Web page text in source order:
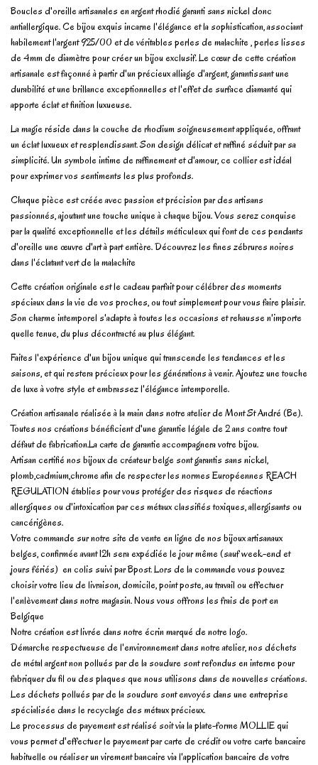
Boucles d'oreille artisanales en argent rhodié garanti sans nickel donc
antiallergique. Ce bijou exquis incarne l'élégance et la sophistication, associant
habilement l'argent 925/00 et de véritables perles de malachite , perles lisses
de 4mm de diamètre pour créer un bijou exclusif. Le cœur de cette création
artisanale est façonné à partir d'un précieux alliage d'argent, garantissant une
durabilité et une brillance exceptionnelles et l'effet de surface diamanté qui
apporte éclat et finition luxueuse.
La magie réside dans la couche de rhodium soigneusement appliquée, offrant
un éclat luxueux et resplendissant. Son design délicat et raffiné séduit par sa
simplicité. Un symbole intime de raffinement et d'amour, ce collier est idéal
pour exprimer vos sentiments les plus profonds.
Chaque pièce est créée avec passion et précision par des artisans
passionnés, ajoutant une touche unique à chaque bijou. Vous serez conquise
par la qualité exceptionnelle et les détails méticuleux qui font de ces pendants
d'oreille une œuvre d'art à part entière. Découvrez les fines zébrures noires
dans l'éclatant vert de la malachite
Cette création originale est le cadeau parfait pour célébrer des moments
spéciaux dans la vie de vos proches, ou tout simplement pour vous faire plaisir.
Son charme intemporel s'adapte à toutes les occasions et rehausse n'importe
quelle tenue, du plus décontracté au plus élégant.
Faites l'expérience d'un bijou unique qui transcende les tendances et les
saisons, et qui restera précieux pour les générations à venir. Ajoutez une touche
de luxe à votre style et embrassez l'élégance intemporelle.
Création artisanale réalisée à la main dans notre atelier de Mont St André (Be).
Toutes nos créations bénéficient d'une garantie légale de 2 ans contre tout
défaut de fabrication.La carte de garantie accompagnera votre bijou.
Artisan certifié nos bijoux de créateur belge sont garantis sans nickel,
plomb,cadmium,chrome afin de respecter les normes Européennes REACH
REGULATION établies pour vous protéger des risques de réactions
allergiques ou d'intoxication par ces métaux classifiés toxiques, allergisants ou
cancérigènes.
Votre commande sur notre site de vente en ligne de nos bijoux artisanaux
belges, confirmée avant 12h sera expédiée le jour même (sauf week-end et
jours fériés) en colis suivi par Bpost. Lors de la commande vous pouvez
choisir votre lieu de livraison, domicile, point poste, au travail ou effectuer
l'enlèvement dans notre magasin. Nous vous offrons les frais de port en
Belgique
Notre création est livrée dans notre écrin marqué de notre logo.
Démarche respectueuse de l'environnement dans notre atelier, nos déchets
de métal argent non pollués par de la soudure sont refondus en interne pour
fabriquer du fil ou des plaques que nous utilisons dans de nouvelles créations.
Les déchets pollués par de la soudure sont envoyés dans une entreprise
spécialisée dans le recyclage des métaux précieux.
Le processus de payement est réalisé soit via la plate-forme MOLLIE qui
vous permet d'effectuer le payement par carte de crédit ou votre carte bancaire
habituelle ou réaliser un virement bancaire via l'application bancaire de votre